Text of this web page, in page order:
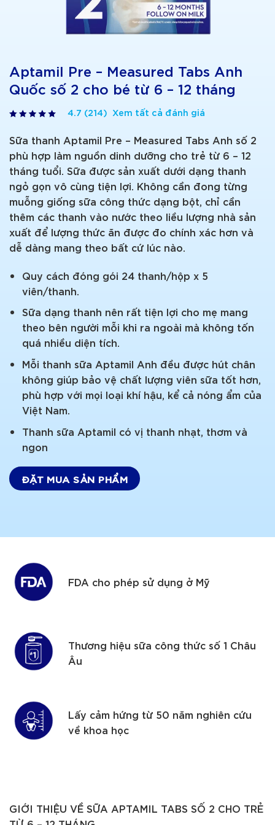
Aptamil Pre – Measured Tabs Anh
Quốc số 2 cho bé từ 6 – 12 tháng
4.7 (214) Xem tất cả đánh giá
Sữa thanh Aptamil Pre – Measured Tabs Anh số 2
phù hợp làm nguồn dinh dưỡng cho trẻ từ 6 – 12
tháng tuổi. Sữa được sản xuất dưới dạng thanh
ngỏ gọn vô cùng tiện lợi. Không cần đong từng
muỗng giống sữa công thức dạng bột, chỉ cần
thêm các thanh vào nước theo liều lượng nhà sản
xuất để lượng thức ăn được đo chính xác hơn và
dễ dàng mang theo bất cứ lúc nào.
Quy cách đóng gói 24 thanh/hộp x 5
viên/thanh.
Sữa dạng thanh nên rất tiện lợi cho mẹ mang
theo bên người mỗi khi ra ngoài mà không tốn
quá nhiều diện tích.
Mỗi thanh sữa Aptamil Anh đều được hút chân
không giúp bảo vệ chất lượng viên sữa tốt hơn,
phù hợp với mọi loại khí hậu, kể cả nóng ẩm của
Việt Nam.
Thanh sữa Aptamil có vị thanh nhạt, thơm và
ngon
ĐẶT MUA SẢN PHẨM
FDA cho phép sử dụng ở Mỹ
Thương hiệu sữa công thức số 1 Châu
Âu
Lấy cảm hứng từ 50 năm nghiên cứu
về khoa học
GIỚI THIỆU VỀ SỮA APTAMIL TABS SỐ 2 CHO TRẺ